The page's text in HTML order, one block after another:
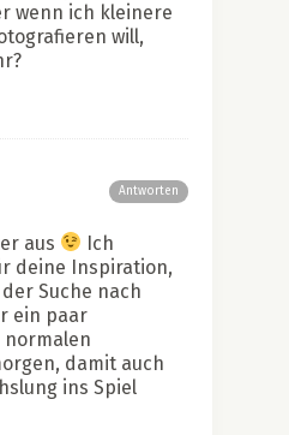
wenn ich kleinere
will,
Antworten
aus
Ich
deine Inspiration,
Suche nach
ein paar
normalen
damit auch
ins Spiel